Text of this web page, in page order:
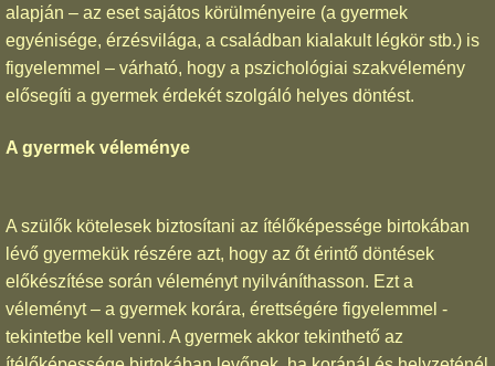
alapján – az eset sajátos körülményeire (a gyermek
egyénisége, érzésvilága, a családban kialakult légkör stb.) is
figyelemmel – várható, hogy a pszichológiai szakvélemény
elősegíti a gyermek érdekét szolgáló helyes döntést.
A gyermek véleménye
A szülők kötelesek biztosítani az ítélőképessége birtokában
lévő gyermekük részére azt, hogy az őt érintő döntések
előkészítése során véleményt nyilváníthasson. Ezt a
véleményt – a gyermek korára, érettségére figyelemmel -
tekintetbe kell venni. A gyermek akkor tekinthető az